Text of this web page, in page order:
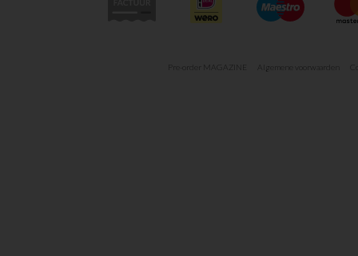
Pre-order MAGAZINE Algemene voorwaarden